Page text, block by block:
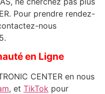
Pour prendre rendez-
nous
en Ligne
CENTER en nous
, et TikTok pour